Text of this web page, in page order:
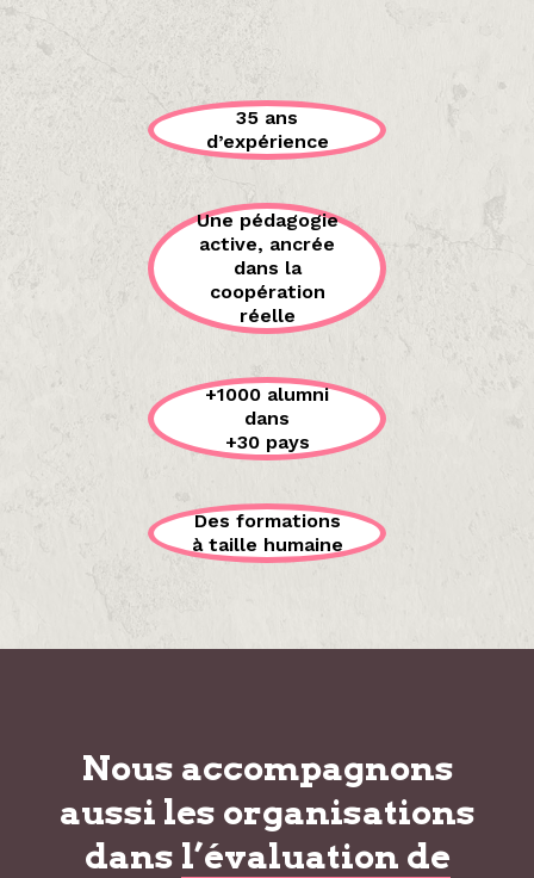
35 ans
d’expérience
Une pédagogie
active, ancrée
dans la
coopération
réelle
+1000 alumni
dans
+30 pays
Des formations
à taille humaine
Nous accompagnons
aussi les organisations
dans l’évaluation de